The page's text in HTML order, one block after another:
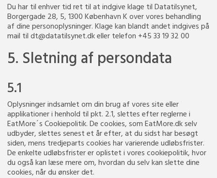
Du har til enhver tid ret til at indgive klage til Datatilsynet,
Borgergade 28, 5, 1300 København K over vores behandling
af dine personoplysninger. Klage kan blandt andet indgives på
mail til dt@datatilsynet.dk eller telefon +45 33 19 32 00
5. Sletning af persondata
5.1
Oplysninger indsamlet om din brug af vores site eller
applikationer i henhold til pkt. 2.1, slettes efter reglerne i
EatMore´s Cookiepolitik. De cookies, som EatMore.dk selv
udbyder, slettes senest et år efter, at du sidst har besøgt
siden, mens tredjeparts cookies har varierende udløbsfrister.
De enkelte udløbsfrister er oplistet i vores cookiepolitik, hvor
du også kan læse mere om, hvordan du selv kan slette dine
cookies, når du ønsker det.